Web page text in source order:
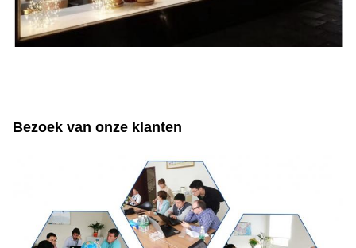
Bezoek van onze klanten